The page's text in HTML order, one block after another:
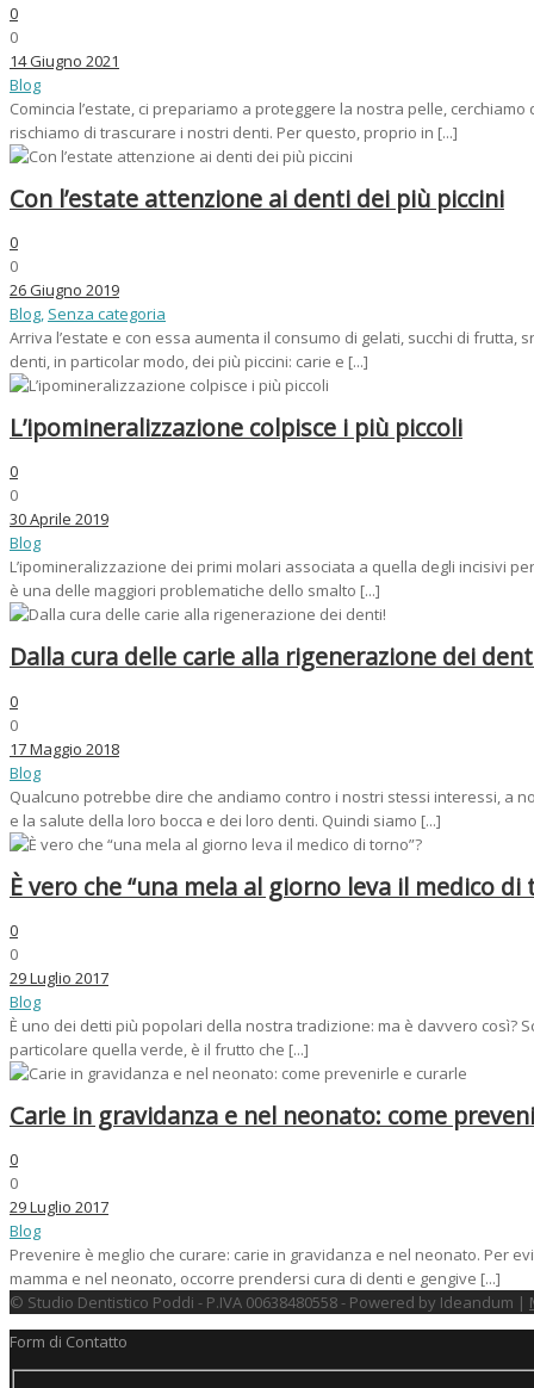
0
0
14 Giugno 2021
Blog
Comincia l’estate, ci prepariamo a proteggere la nostra pelle,
rischiamo di trascurare i nostri denti. Per questo, proprio in [...]
Con l’estate attenzione ai denti dei più piccini
0
0
26 Giugno 2019
Blog, Senza categoria
Arriva l’estate e con essa aumenta il consumo di gelati, succhi di
denti, in particolar modo, dei più piccini: carie e [...]
L’ipomineralizzazione colpisce i più piccoli
0
0
30 Aprile 2019
Blog
L’ipomineralizzazione dei primi molari associata a quella degli incisivi
è una delle maggiori problematiche dello smalto [...]
Dalla cura delle carie alla rigenerazione dei
0
0
17 Maggio 2018
Blog
Qualcuno potrebbe dire che andiamo contro i nostri stessi interessi, a
e la salute della loro bocca e dei loro denti. Quindi siamo [...]
È vero che “una mela al giorno leva il medico di
0
0
29 Luglio 2017
Blog
È uno dei detti più popolari della nostra tradizione: ma è davvero così?
particolare quella verde, è il frutto che [...]
Carie in gravidanza e nel neonato: come
0
0
29 Luglio 2017
Blog
Prevenire è meglio che curare: carie in gravidanza e nel neonato. Per
mamma e nel neonato, occorre prendersi cura di denti e gengive [...]
© Studio Dentistico Poddi - P.IVA 00638480558 - Powered by Ideandum |
Form di Contatto